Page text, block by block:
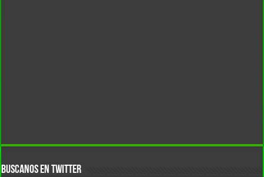
BUSCANOS EN TWITTER